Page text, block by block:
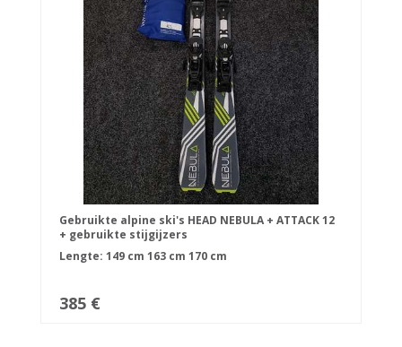
Gebruikte alpine ski's HEAD NEBULA + ATTACK 12
+ gebruikte stijgijzers
Lengte: 149 cm 163 cm 170 cm
385 €